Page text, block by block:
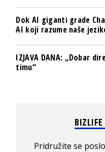
Dok AI giganti grade
AI koji razume naše
IZJAVA DANA: „Dobar
timu“
BIZLIFE
Pridružite se